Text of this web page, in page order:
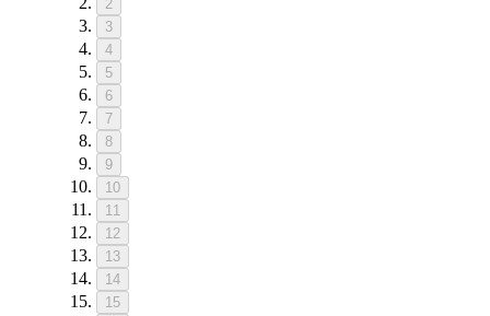
2
3
4
5
6
7
8
9
10
11
12
13
14
15